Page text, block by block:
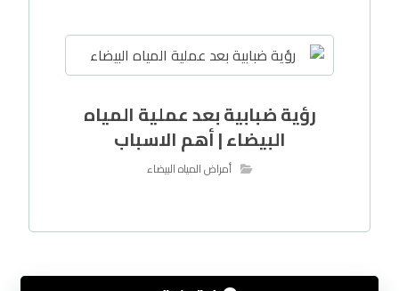
رؤية ضبابية بعد عملية المياه
البيضاء | أهم الاسباب
أمراض المياه البيضاء